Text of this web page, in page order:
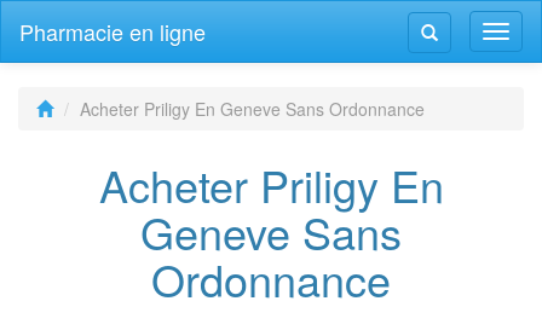
Navigation
bascule
Pharmacie en ligne
Acheter Priligy En Geneve Sans Ordonnance
Acheter Priligy En
Geneve Sans
Ordonnance